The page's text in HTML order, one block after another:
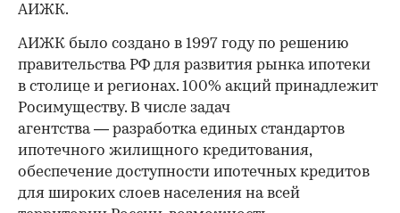
АИЖК.
АИЖК было создано в 1997 году по решению
правительства РФ для развития рынка ипотеки
в столице и регионах. 100% акций принадлежит
Росимуществу. В числе задач
агентства — разработка единых стандартов
ипотечного жилищного кредитования,
обеспечение доступности ипотечных кредитов
для широких слоев населения на всей